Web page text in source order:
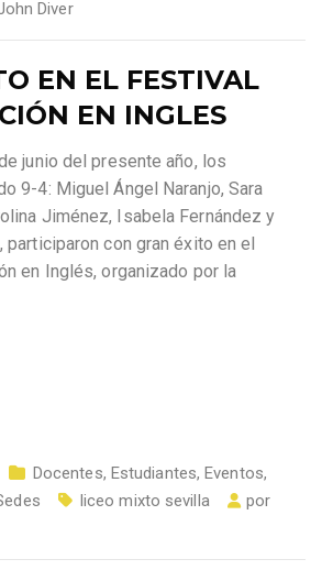
Diver
EN EL FESTIVAL
EN INGLES
junio del presente año, los
9-4: Miguel Ángel Naranjo, Sara
Jiménez, Isabela Fernández y
participaron con gran éxito en el
en Inglés, organizado por la
Docentes, Estudiantes,Eventos,
liceo mixto sevilla
por